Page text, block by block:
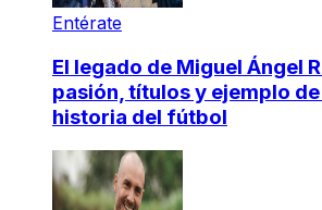
Entérate
El legado de Miguel Ángel
pasión, títulos y ejemplo
historia del fútbol